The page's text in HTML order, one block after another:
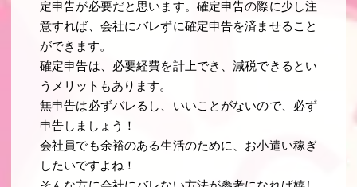
定申告が必要だと思います。確定申告の際に少し注
意すれば、会社にバレずに確定申告を済ませること
ができます。
確定申告は、必要経費を計上でき、減税できるとい
うメリットもあります。
無申告は必ずバレるし、いいことがないので、必ず
申告しましょう！
会社員でも余裕のある生活のために、お小遣い稼ぎ
したいですよね！